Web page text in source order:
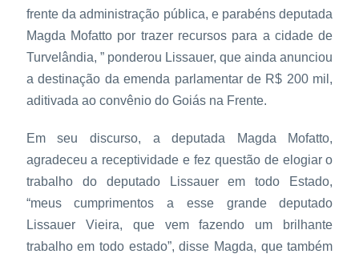
frente da administração pública, e parabéns deputada
Magda Mofatto por trazer recursos para a cidade de
Turvelândia, ” ponderou Lissauer, que ainda anunciou
a destinação da emenda parlamentar de R$ 200 mil,
aditivada ao convênio do Goiás na Frente.
Em seu discurso, a deputada Magda Mofatto,
agradeceu a receptividade e fez questão de elogiar o
trabalho do deputado Lissauer em todo Estado,
“meus cumprimentos a esse grande deputado
Lissauer Vieira, que vem fazendo um brilhante
trabalho em todo estado”, disse Magda, que também